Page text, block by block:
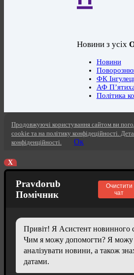
Новини з усіх
Новини
ФК
АФ
Політика
Продовжуючі користування сайтом ви
cookie та на політику конфідеційності.
конфіденційності.
Ок
X
Pravdorub
Помічник
Очистити
чат
Привіт! Я Асистент новинного
Чим я можу допомогти? Я можу
аналізувати новини, а також
датами.